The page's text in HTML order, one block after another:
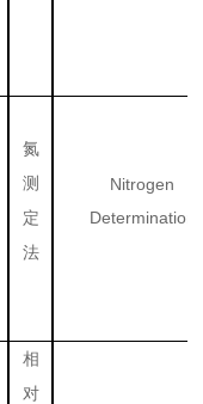
氮
测
定
法
Nitrogen
Determination
相
对